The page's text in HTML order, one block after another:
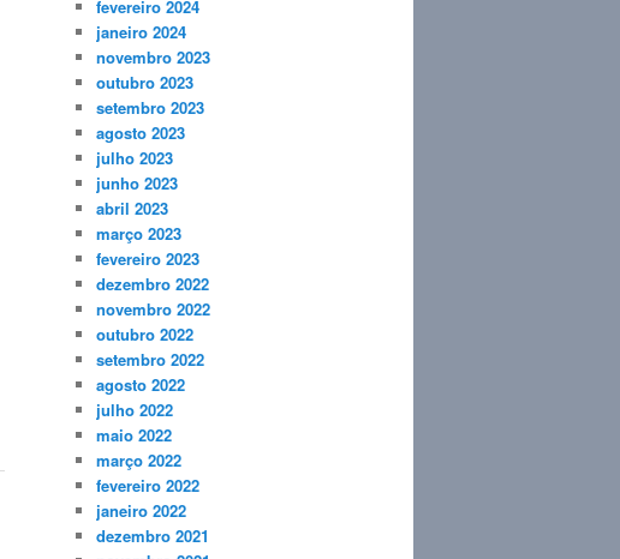
fevereiro 2024
janeiro 2024
novembro 2023
outubro 2023
setembro 2023
agosto 2023
julho 2023
junho 2023
abril 2023
março 2023
fevereiro 2023
dezembro 2022
novembro 2022
outubro 2022
setembro 2022
agosto 2022
julho 2022
maio 2022
março 2022
fevereiro 2022
janeiro 2022
dezembro 2021